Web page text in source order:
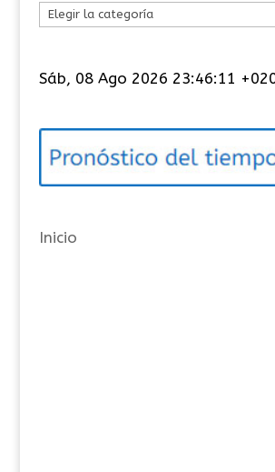
e
o
í
s
Sáb, 08 Ago 2026 23:46:11
Inicio